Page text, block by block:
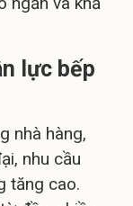
lực bếp
nhà hàng,
nhu cầu
tăng cao.